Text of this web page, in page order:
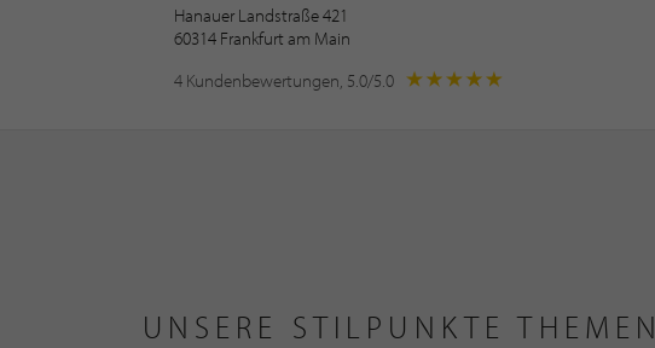
Hanauer Landstraße 421
60314 Frankfurt am Main
4 Kundenbewertungen, 5.0/5.0
UNSERE STILPUNKTE THEMEN